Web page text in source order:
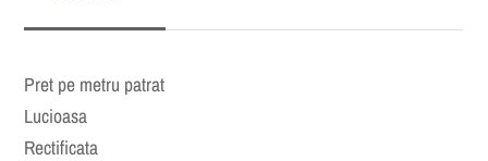
Pret pe metru patrat
Lucioasa
Rectificata